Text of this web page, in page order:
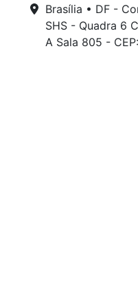
Brasília • DF -
SHS - Quadra 6
A Sala 805 -